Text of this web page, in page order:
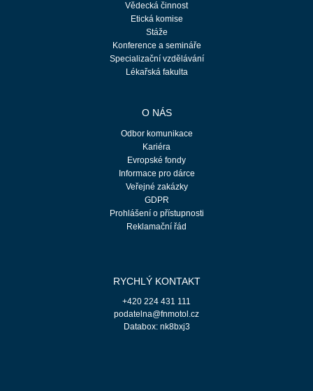
Vědecká činnost
Etická komise
Stáže
Konference a semináře
Specializační vzdělávání
Lékařská fakulta
O NÁS
Odbor komunikace
Kariéra
Evropské fondy
Informace pro dárce
Veřejné zakázky
GDPR
Prohlášení o přístupnosti
Reklamační řád
RYCHLÝ KONTAKT
+420 224 431 111
podatelna@fnmotol.cz
Databox: nk8bxj3